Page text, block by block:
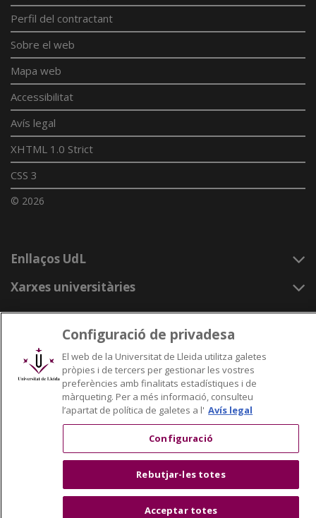
Perfil del contractant
Sobre el web
Mapa web
Accessibilitat
Avís legal
XHTML 1.0 Strict
CSS 3
© 2026
Enllaços UdL
Xarxes universitàries
Configuració de privadesa
El web de la Universitat de Lleida utilitza galetes
pròpies i de tercers per gestionar les vostres
preferències amb finalitats estadístiques i de
màrqueting. Per a més informació, consulteu
l’apartat de política de galetes a l' Avís legal
Configuració
Rebutjar-les totes
Acceptar totes